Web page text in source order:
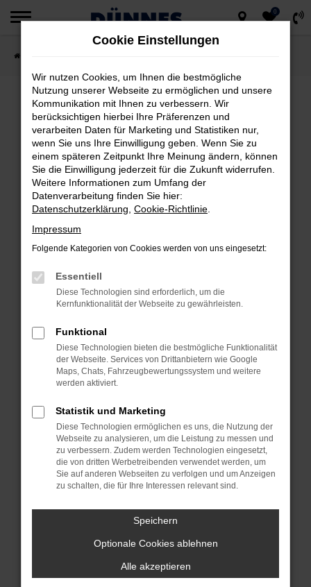
Zum
springen
0
FEHLER: NETWORK ERROR
Beim Laden ist ein Fehler aufgetreten.
Hier sind ein paar Tipps, die dir helfen können:
Überprüfe deine Firewall und deine
Internetverbindung.
Laden andere Webseiten, zum Beispiel
deine Suchmaschine?
Prüfe deine Browsererweiterungen.
Manche Erweiterungen, wie Werbeblocker,
können das Laden bestimmter Seiten
anderen Browser oder in einem privaten
Fenster?
Starte dein Gerät neu.
vorübergehende Probleme zu beheben.
Stelle sicher, dass dein Browser und dein
Betriebssystem auf dem neuesten Stand
sind.
Veraltete Software birgt nicht nur ein
führen, dass bestimmte Funktionen nicht
mehr unterstützt werden.
Wende dich an den Webseitenbetreiber.
Wenn du alle oben genannten Schritte
Cookie Einstellungen
Wir nutzen Cookies, um Ihnen die bestmögliche
Nutzung unserer Webseite zu ermöglichen und unsere
Kommunikation mit Ihnen zu verbessern. Wir
berücksichtigen hierbei Ihre Präferenzen und
verarbeiten Daten für Marketing und Statistiken nur,
wenn Sie uns Ihre Einwilligung geben. Wenn Sie zu
einem späteren Zeitpunkt Ihre Meinung ändern, können
Sie die Einwilligung jederzeit für die Zukunft widerrufen.
Weitere Informationen zum Umfang der
Datenverarbeitung finden Sie hier:
Datenschutzerklärung Cookie-Richtlinie
Impressum
Folgende Kategorien von Cookies werden von uns eingesetzt:
Essentiell
Diese Technologien sind erforderlich, um die
Kernfunktionalität der Webseite zu gewährleisten.
Funktional
Diese Technologien bieten die bestmögliche Funktionalität
der Webseite. Services von Drittanbietern wie Google
Maps, Chats, Fahrzeugbewertungssystem und weitere
werden aktiviert.
Statistik und Marketing
Diese Technologien ermöglichen es uns, die Nutzung der
Webseite zu analysieren, um die Leistung zu messen und
zu verbessern. Zudem werden Technologien eingesetzt,
die von dritten Werbetreibenden verwendet werden, um
Sie auf anderen Webseiten zu verfolgen und um Anzeigen
zu schalten, die für Ihre Interessen relevant sind.
Speichern
Optionale Cookies ablehnen
Alle akzeptieren